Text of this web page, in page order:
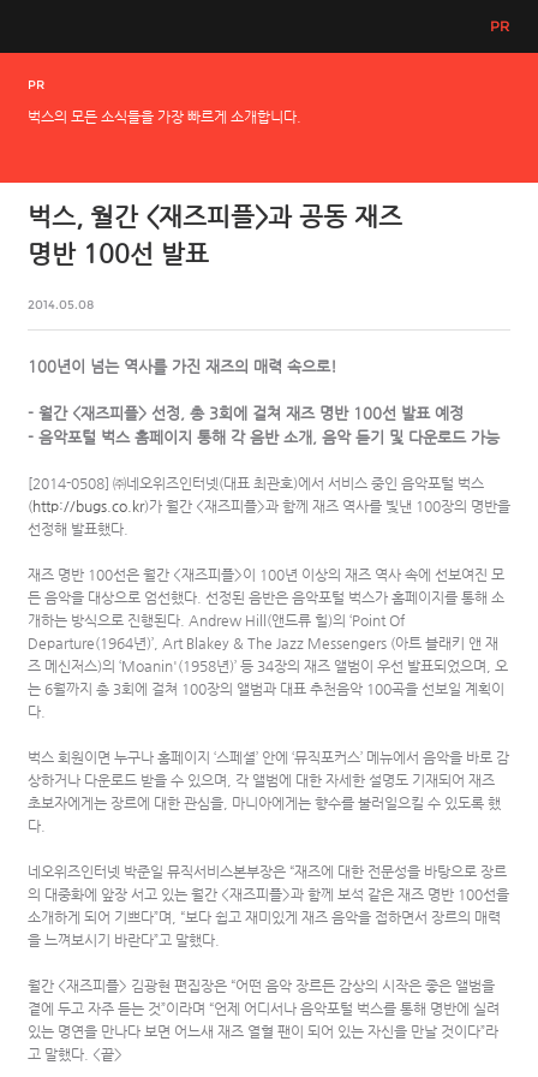
PR
PR
벅스의 모든 소식들을 가장 빠르게 소개합니다.
벅스, 월간 <재즈피플>과 공동 재즈
명반 100선 발표
2014.05.08
100년이 넘는 역사를 가진 재즈의 매력 속으로!
- 월간 <재즈피플> 선정, 총 3회에 걸쳐 재즈 명반 100선 발표 예정
- 음악포털 벅스 홈페이지 통해 각 음반 소개, 음악 듣기 및 다운로드 가능
[2014-0508] ㈜네오위즈인터넷(대표 최관호)에서 서비스 중인 음악포털 벅스
(http://bugs.co.kr)가 월간 <재즈피플>과 함께 재즈 역사를 빛낸 100장의 명반을
선정해 발표했다.
재즈 명반 100선은 월간 <재즈피플>이 100년 이상의 재즈 역사 속에 선보여진 모
든 음악을 대상으로 엄선했다. 선정된 음반은 음악포털 벅스가 홈페이지를 통해 소
개하는 방식으로 진행된다. Andrew Hill(앤드류 힐)의 ‘Point Of
Departure(1964년)’, Art Blakey & The Jazz Messengers (아트 블래키 앤 재
즈 메신저스)의 ‘Moanin'(1958년)’ 등 34장의 재즈 앨범이 우선 발표되었으며, 오
는 6월까지 총 3회에 걸쳐 100장의 앨범과 대표 추천음악 100곡을 선보일 계획이
다.
벅스 회원이면 누구나 홈페이지 ‘스페셜’ 안에 ‘뮤직포커스’ 메뉴에서 음악을 바로 감
상하거나 다운로드 받을 수 있으며, 각 앨범에 대한 자세한 설명도 기재되어 재즈
초보자에게는 장르에 대한 관심을, 마니아에게는 향수를 불러일으킬 수 있도록 했
다.
네오위즈인터넷 박준일 뮤직서비스본부장은 “재즈에 대한 전문성을 바탕으로 장르
의 대중화에 앞장 서고 있는 월간 <재즈피플>과 함께 보석 같은 재즈 명반 100선을
소개하게 되어 기쁘다”며, “보다 쉽고 재미있게 재즈 음악을 접하면서 장르의 매력
을 느껴보시기 바란다”고 말했다.
월간 <재즈피플> 김광현 편집장은 “어떤 음악 장르든 감상의 시작은 좋은 앨범을
곁에 두고 자주 듣는 것”이라며 “언제 어디서나 음악포털 벅스를 통해 명반에 실려
있는 명연을 만나다 보면 어느새 재즈 열혈 팬이 되어 있는 자신을 만날 것이다”라
고 말했다. <끝>